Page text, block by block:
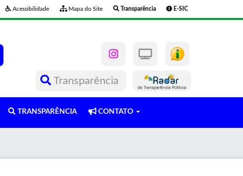
Acessibilidade Mapa do Site Transparência E-SIC
Transparência
TRANSPARÊNCIA CONTATO